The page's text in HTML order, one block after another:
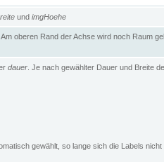
und imgHoehe
oberen Rand der Achse wird noch Raum
dauer . Je nach gewählter Dauer und Breite
gewählt, so lange sich die Labels nicht